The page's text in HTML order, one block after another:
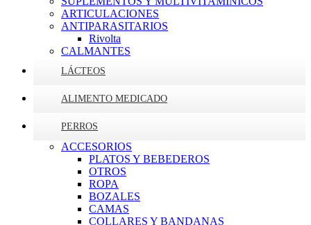
ARTICULACIONES
ANTIPARASITARIOS
Rivolta
CALMANTES
LÁCTEOS
ALIMENTO MEDICADO
PERROS
ACCESORIOS
PLATOS Y BEBEDEROS
OTROS
ROPA
BOZALES
CAMAS
COLLARES Y BANDANAS